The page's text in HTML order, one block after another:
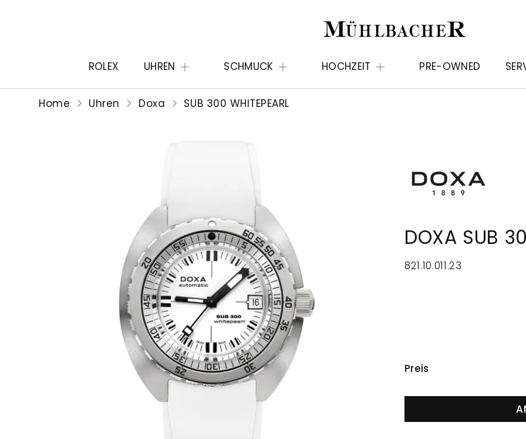
ROLEX UHREN SCHMUCK HOCHZEIT PRE-OWNED
Home Uhren Doxa SUB 300 WHITEPEARL
DOXA SUB
821.10.011.23
Preis